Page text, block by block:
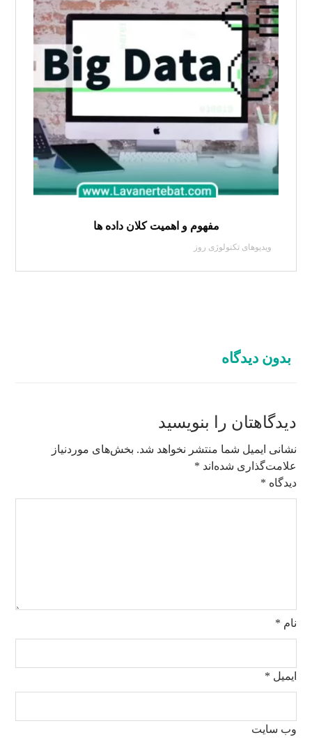
مفهوم و اهمیت کلان داده ها
ویدیوهای تکنولوژی روز
بدون دیدگاه
دیدگاهتان را بنویسید
نشانی ایمیل شما منتشر نخواهد شد. بخش‌های موردنیاز
علامت‌گذاری شده‌اند *
دیدگاه *
نام *
ایمیل *
وب‌ سایت